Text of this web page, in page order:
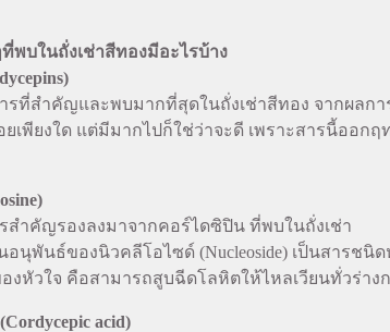
พบในถั่งเช่าสีทองมีอะไรบ้าง
รที่สำคัญและพบมากที่สุดในถั่งเช่าสีทอง จากผลก
เพียงใด แต่มีมากไปก็ใช่ว่าจะดี เพราะสารนี้ออ
สำคัญรองลงมาจากคอร์ไดซิปิน ที่พบในถั่งเช่า
อนุพันธ์ของนิวคลีโอไซด์ (Nucleoside) เป็นสารช
องหัวใจ คือสามารถสูบฉีดโลหิตให้ไหลเวียนทั่วร่าง
acid)